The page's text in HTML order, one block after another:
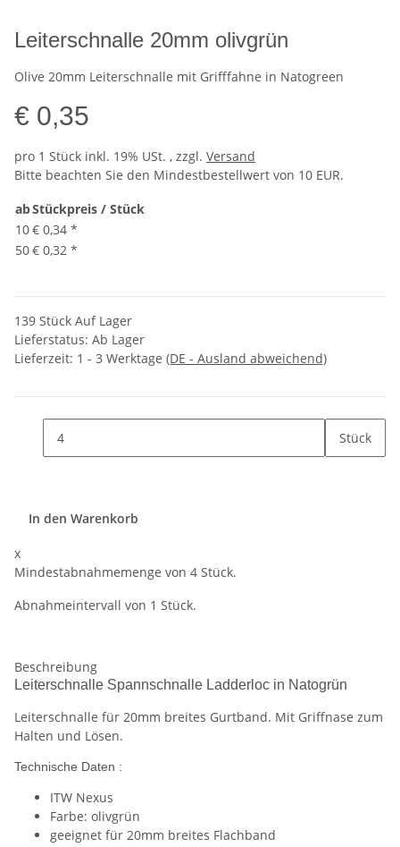
Leiterschnalle 20mm olivgrün
Olive 20mm Leiterschnalle mit Grifffahne in Natogreen
€ 0,35
pro 1 Stück inkl. 19% USt. , zzgl. Versand
Bitte beachten Sie den Mindestbestellwert von 10 EUR.
abStückpreis / Stück
10€ 0,34 *
50€ 0,32 *
139 Stück Auf Lager
Lieferstatus: Ab Lager
Lieferzeit: 1 - 3 Werktage (DE - Ausland abweichend)
Stück
In den Warenkorb
x
Mindestabnahmemenge von 4 Stück.
Abnahmeintervall von 1 Stück.
Beschreibung
Leiterschnalle Spannschnalle Ladderloc in Natogrün
Leiterschnalle für 20mm breites Gurtband. Mit Griffnase zum
Halten und Lösen.
Technische Daten :
ITW Nexus
Farbe: olivgrün
geeignet für 20mm breites Flachband